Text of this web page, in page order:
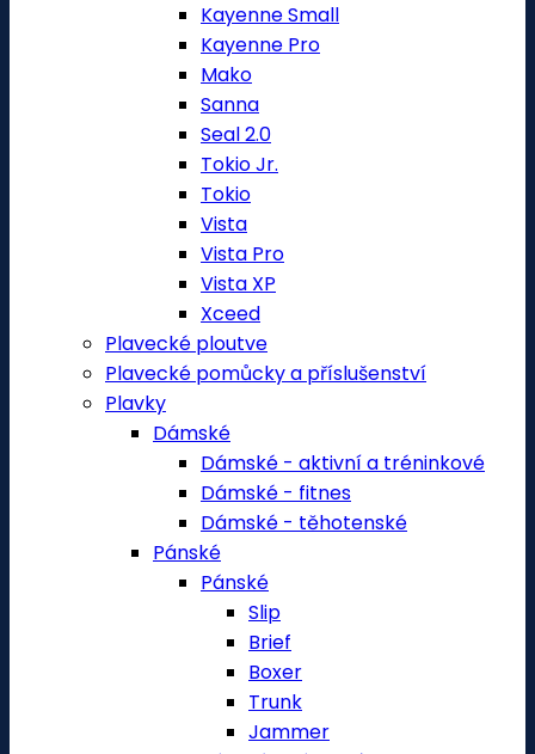
Kayenne Small
Kayenne Pro
Mako
Sanna
Seal 2.0
Tokio Jr.
Tokio
Vista
Vista Pro
Vista XP
Xceed
Plavecké ploutve
Plavecké pomůcky a příslušenství
Plavky
Dámské
Dámské - aktivní a tréninkové
Dámské - fitnes
Dámské - těhotenské
Pánské
Pánské
Slip
Brief
Boxer
Trunk
Jammer